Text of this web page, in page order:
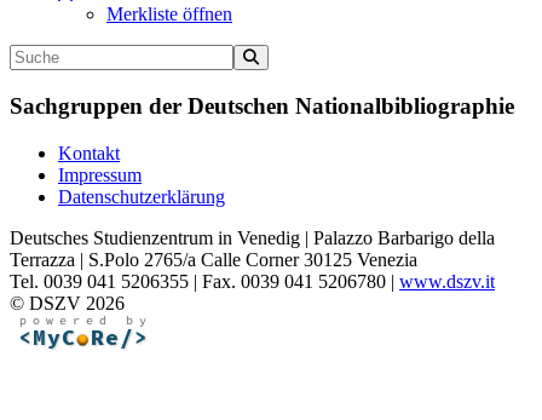
Merkliste öffnen
Sachgruppen der Deutschen Nationalbibliographie
Kontakt
Impressum
Datenschutzerklärung
Deutsches Studienzentrum in Venedig | Palazzo Barbarigo della
Terrazza | S.Polo 2765/a Calle Corner 30125 Venezia
Tel. 0039 041 5206355 | Fax. 0039 041 5206780 | www.dszv.it
© DSZV 2026